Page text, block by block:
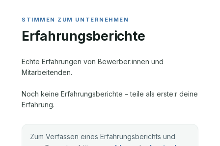
Erfahrungsberichte
Echte Erfahrungen von Bewerber:innen und
Mitarbeitenden.
Noch keine Erfahrungsberichte – teile als erste:r deine
Erfahrung.
Zum Verfassen eines Erfahrungsberichts und